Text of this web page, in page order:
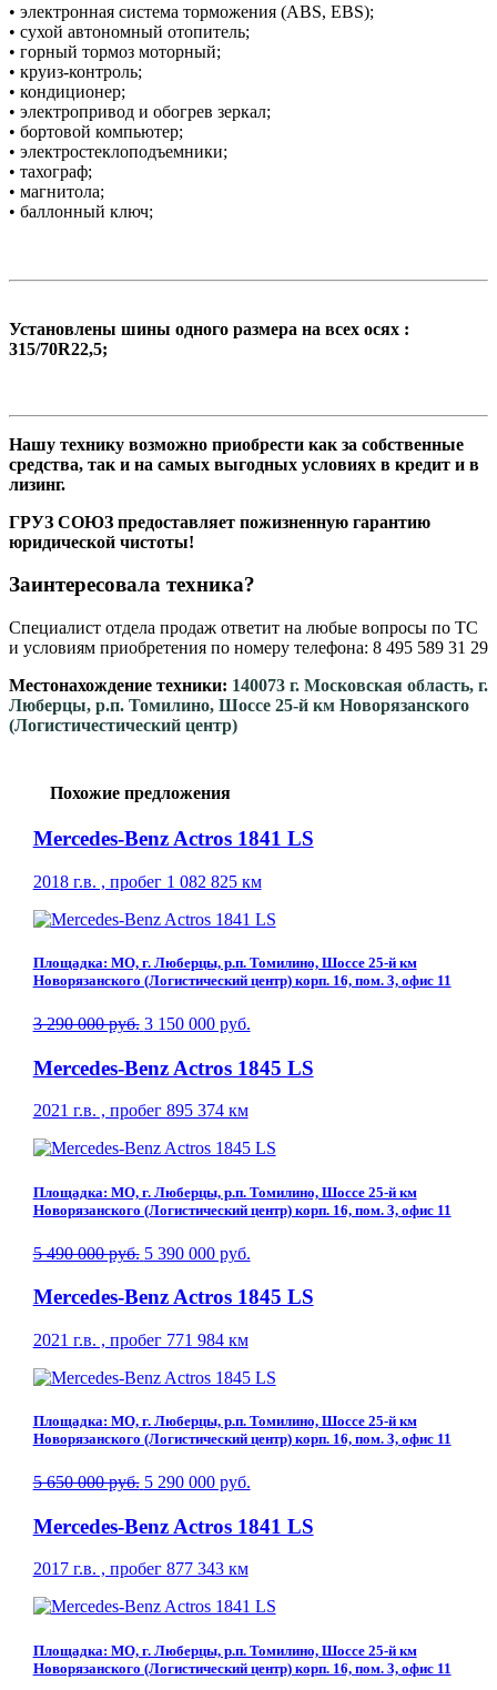
• электронная система торможения (АBS, EBS);
• сухой автономный отопитель;
• горный тормоз моторный;
• круиз-контроль;
• кондиционер;
• электропривод и обогрев зеркал;
• бортовой компьютер;
• электростеклоподъемники;
• тахограф;
• магнитола;
• баллонный ключ;
Установлены шины одного размера на всех осях :
315/70R22,5;
Нашу технику возможно приобрести как за собственные
средства, так и на самых выгодных условиях в кредит и в
лизинг.
ГРУЗ СОЮЗ предоставляет пожизненную гарантию
юридической чистоты!
Заинтересовала техника?
Специалист отдела продаж ответит на любые вопросы по ТС
и условиям приобретения по номеру телефона: 8 495 589 31 29
Местонахождение техники: 140073 г. Московская область, г.
Люберцы, р.п. Томилино, Шоссе 25-й км Новорязанского
(Логистичестический центр)
Похожие предложения
Mercedes-Benz Actros 1841 LS
2018 г.в. , пробег 1 082 825 км
Площадка: МО, г. Люберцы, р.п. Томилино, Шоссе 25-й км
Новорязанского (Логистический центр) корп. 16, пом. 3, офис 11
3 290 000 руб. 3 150 000 руб.
Mercedes-Benz Actros 1845 LS
2021 г.в. , пробег 895 374 км
Площадка: МО, г. Люберцы, р.п. Томилино, Шоссе 25-й км
Новорязанского (Логистический центр) корп. 16, пом. 3, офис 11
5 490 000 руб. 5 390 000 руб.
Mercedes-Benz Actros 1845 LS
2021 г.в. , пробег 771 984 км
Площадка: МО, г. Люберцы, р.п. Томилино, Шоссе 25-й км
Новорязанского (Логистический центр) корп. 16, пом. 3, офис 11
5 650 000 руб. 5 290 000 руб.
Mercedes-Benz Actros 1841 LS
2017 г.в. , пробег 877 343 км
Площадка: МО, г. Люберцы, р.п. Томилино, Шоссе 25-й км
Новорязанского (Логистический центр) корп. 16, пом. 3, офис 11